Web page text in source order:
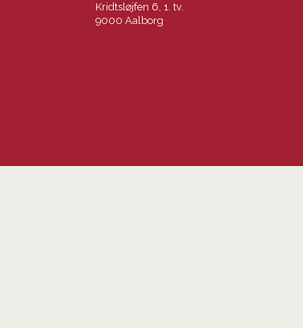
Kridtsløjfen 6, 1. tv.
9000 Aalborg